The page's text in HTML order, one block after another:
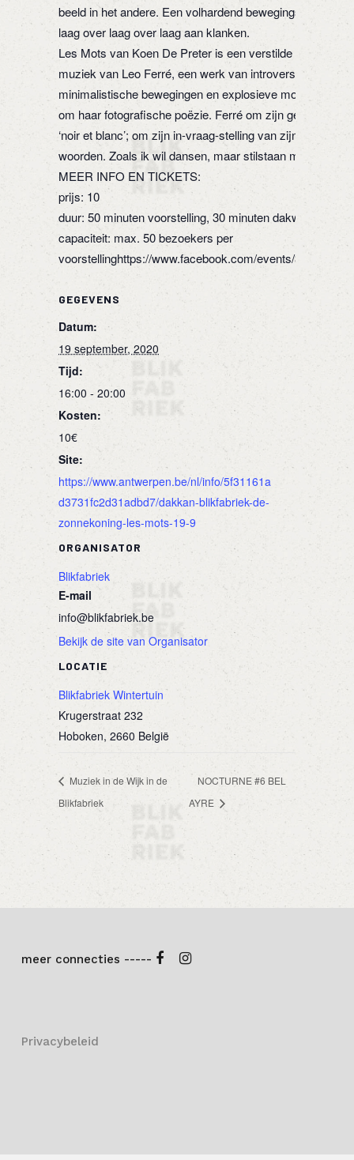
beeld in het andere. Een volhardend bewegingsritueel op
laag over laag over laag aan klanken.
Les Mots van Koen De Preter is een verstilde
muziek van Leo Ferré, een werk van introversie, met
minimalistische bewegingen en explosieve momenten.
om haar fotografische poëzie. Ferré om zijn gevecht
‘noir et blanc’; om zijn in-vraag-stelling van zijn eigen
woorden. Zoals ik wil dansen, maar stilstaan mooier
MEER INFO EN TICKETS:
prijs: 10
duur: 50 minuten voorstelling, 30 minuten dakwandeling
capaciteit: max. 50 bezoekers per
voorstellinghttps://www.facebook.com/events/
GEGEVENS
Datum:
19 september, 2020
Tijd:
16:00 - 20:00
Kosten:
10€
Site:
https://www.antwerpen.be/nl/info/5f31161a
d3731fc2d31adbd7/dakkan-blikfabriek-de-
zonnekoning-les-mots-19-9
LOCATIE
Blikfabriek Wintertuin
Krugerstraat 232
Hoboken, 2660 België
ORGANISATOR
Blikfabriek
E-mail
info@blikfabriek.be
Bekijk de site van Organisator
Muziek in de Wijk in de
Blikfabriek
NOCTURNE #6 BEL
AYRE
meer connecties -----
Privacybeleid